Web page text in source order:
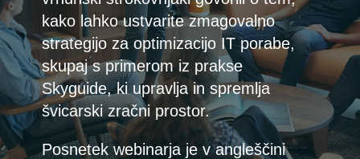
Australia
Austria
Bulgaria
Career
Channel partner
kako lahko ustvarite zmagovalno
strategijo za optimizacijo IT porabe,
skupaj s primerom iz prakse
Skyguide, ki upravlja in spremlja
švicarski zračni prostor.
Posnetek webinarja je v angleščini